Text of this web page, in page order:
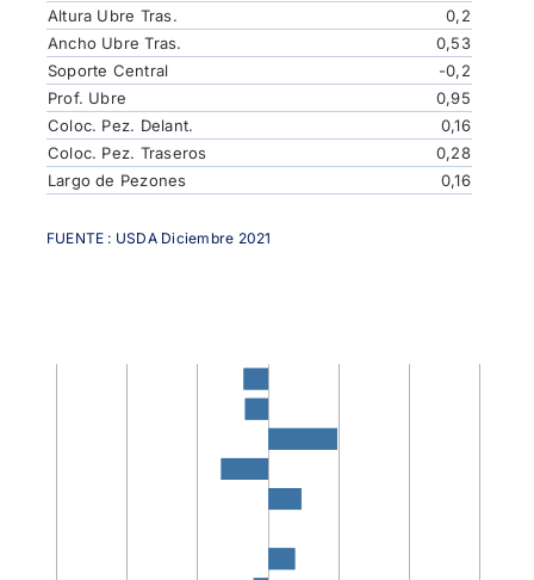
Altura Ubre Tras.
0,2
Ancho Ubre Tras.
0,53
Soporte Central
-0,2
Prof. Ubre
0,95
Coloc. Pez. Delant.
0,16
Coloc. Pez. Traseros
0,28
Largo de Pezones
0,16
FUENTE : USDA Diciembre 2021